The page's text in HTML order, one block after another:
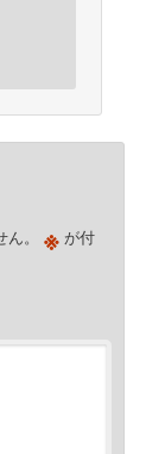
。 ※ が付